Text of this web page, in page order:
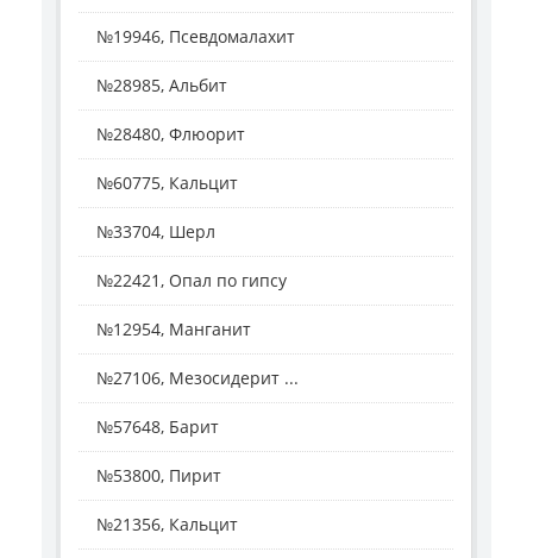
№19946, Псевдомалахит
№28985, Альбит
№28480, Флюорит
№60775, Кальцит
№33704, Шерл
№22421, Опал по гипсу
№12954, Манганит
№27106, Мезосидерит ...
№57648, Барит
№53800, Пирит
№21356, Кальцит